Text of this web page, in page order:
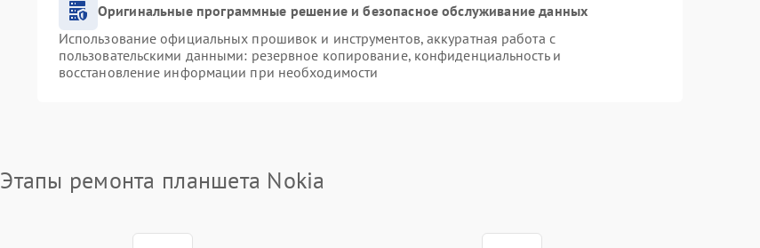
Оригинальные программные решение и безопасное обслуживание данных
Использование официальных прошивок и инструментов, аккуратная работа с
пользовательскими данными: резервное копирование, конфиденциальность и
восстановление информации при необходимости
Этапы ремонта планшета Nokia